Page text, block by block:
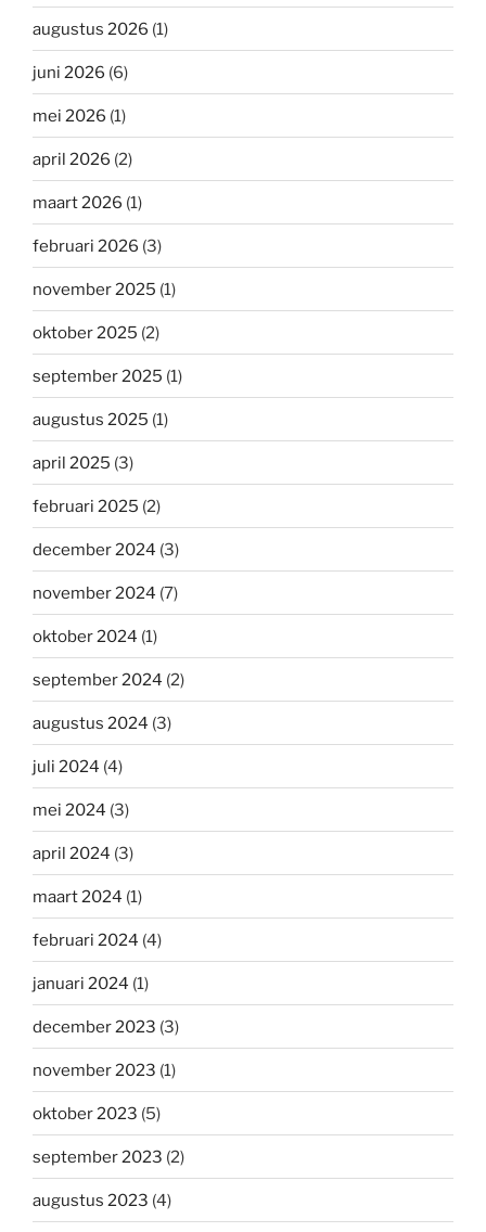
augustus 2026 (1)
juni 2026 (6)
mei 2026 (1)
april 2026 (2)
maart 2026 (1)
februari 2026 (3)
november 2025 (1)
oktober 2025 (2)
september 2025 (1)
augustus 2025 (1)
april 2025 (3)
februari 2025 (2)
december 2024 (3)
november 2024 (7)
oktober 2024 (1)
september 2024 (2)
augustus 2024 (3)
juli 2024 (4)
mei 2024 (3)
april 2024 (3)
maart 2024 (1)
februari 2024 (4)
januari 2024 (1)
december 2023 (3)
november 2023 (1)
oktober 2023 (5)
september 2023 (2)
augustus 2023 (4)